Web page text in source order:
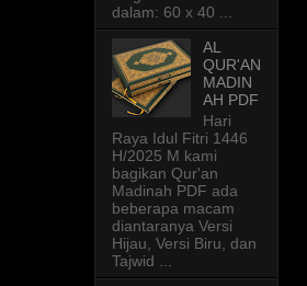
dalam: 60 x 40 ...
AL
QUR'AN
MADIN
AH PDF
Hari
Raya Idul Fitri 1446
H/2025 M kami
bagikan Qur'an
Madinah PDF ada
beberapa macam
diantaranya Versi
Hijau, Versi Biru, dan
Tajwid ...